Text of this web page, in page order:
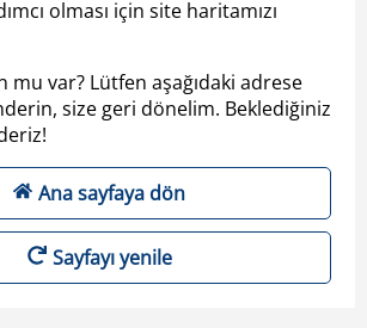
olması için site haritamızı
mu var? Lütfen aşağıdaki adrese
size geri dönelim. Beklediğiniz
Ana sayfaya dön
Sayfayı yenile